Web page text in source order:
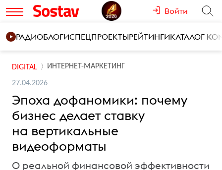
Войти
РАДИОБЛОГИСПЕЦПРОЕКТЫРЕЙТИНГИКАТАЛОГ
DIGITAL ИНТЕРНЕТ-МАРКЕТИНГ
27.04.2026
Эпоха дофаномики: почему
бизнес делает ставку
на вертикальные
видеоформаты
О реальной финансовой эффективности